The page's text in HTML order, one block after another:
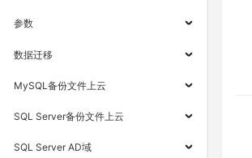
参数
数据迁移
MySQL备份文件上云
SQL Server备份文件上云
SQL Server AD域